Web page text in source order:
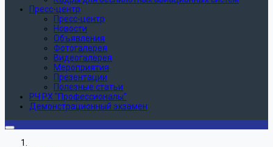
Пресс-центр
Пресс-центр
Новости
Объявления
Фотогалерея
Видеогалерея
Мероприятия
Презентации
Полезные статьи
РЧ РХ "Профессионалы"
Демонстрационный экзамен